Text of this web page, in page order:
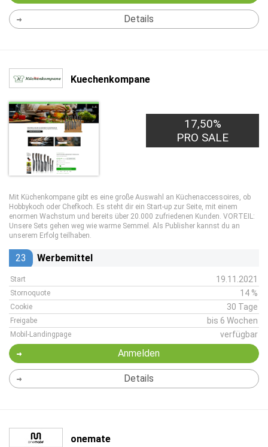
Details
Kuechenkompane
17,50%
PRO SALE
Mit Küchenkompane gibt es eine große Auswahl an Küchenaccessoires, ob
Hobbykoch oder Chefkoch. Es steht dir ein Start-up zur Seite, mit einem
enormen Wachstum und bereits über 20.000 zufriedenen Kunden. VORTEIL:
Unsere Sets gehen weg wie warme Semmel. Als Publisher kannst du an
unserem Erfolg teilhaben.
23 Werbemittel
Start 19.11.2021
Stornoquote 14 %
Cookie 30 Tage
Freigabe bis 6 Wochen
Mobil-Landingpage verfügbar
Anmelden
Details
onemate